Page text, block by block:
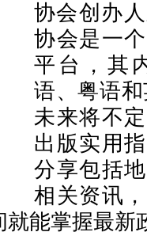
协会创办
协会是一
平台，其
语、粤语
未来将不
出版实用
分享包括
相关资讯
能掌握最新